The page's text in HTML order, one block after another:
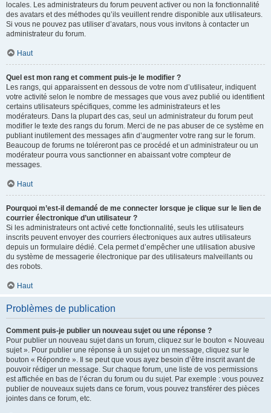
locales. Les administrateurs du forum peuvent activer ou non la fonctionnalité
des avatars et des méthodes qu’ils veuillent rendre disponible aux utilisateurs.
Si vous ne pouvez pas utiliser d’avatars, nous vous invitons à contacter un
administrateur du forum.
Haut
Quel est mon rang et comment puis-je le modifier ?
Les rangs, qui apparaissent en dessous de votre nom d’utilisateur, indiquent
votre activité selon le nombre de messages que vous avez publié ou identifient
certains utilisateurs spécifiques, comme les administrateurs et les
modérateurs. Dans la plupart des cas, seul un administrateur du forum peut
modifier le texte des rangs du forum. Merci de ne pas abuser de ce système en
publiant inutilement des messages afin d’augmenter votre rang sur le forum.
Beaucoup de forums ne toléreront pas ce procédé et un administrateur ou un
modérateur pourra vous sanctionner en abaissant votre compteur de
messages.
Haut
Pourquoi m’est-il demandé de me connecter lorsque je clique sur le lien de
courrier électronique d’un utilisateur ?
Si les administrateurs ont activé cette fonctionnalité, seuls les utilisateurs
inscrits peuvent envoyer des courriers électroniques aux autres utilisateurs
depuis un formulaire dédié. Cela permet d’empêcher une utilisation abusive
du système de messagerie électronique par des utilisateurs malveillants ou
des robots.
Haut
Problèmes de publication
Comment puis-je publier un nouveau sujet ou une réponse ?
Pour publier un nouveau sujet dans un forum, cliquez sur le bouton « Nouveau
sujet ». Pour publier une réponse à un sujet ou un message, cliquez sur le
bouton « Répondre ». Il se peut que vous ayez besoin d’être inscrit avant de
pouvoir rédiger un message. Sur chaque forum, une liste de vos permissions
est affichée en bas de l’écran du forum ou du sujet. Par exemple : vous pouvez
publier de nouveaux sujets dans ce forum, vous pouvez transférer des pièces
jointes dans ce forum, etc.